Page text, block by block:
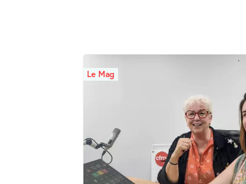
Le Mag